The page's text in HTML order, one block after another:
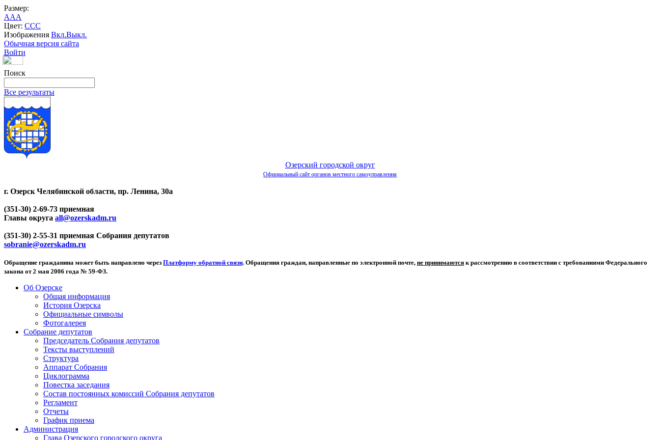
Размер:
AAA
Цвет: CCC
Изображения Вкл.Выкл.
Обычная версия сайта
Войти
Поиск
Все результаты
Озерский городской округ
Официальный сайт органов местного самоуправления
г. Озерск Челябинской области, пр. Ленина, 30а
(351-30) 2-69-73 приемная
Главы округа all@ozerskadm.ru
(351-30) 2-55-31 приемная Собрания депутатов
sobranie@ozerskadm.ru
Обращение гражданина может быть направлено через Платформу обратной связи. Обращения граждан, направленные по электронной почте, не принимаются к рассмотрению в соответствии с требованиями Федерального
закона от 2 мая 2006 года № 59-ФЗ.
Об Озерске
Общая информация
История Озерска
Официальные символы
Фотогалерея
Собрание депутатов
Председатель Собрания депутатов
Тексты выступлений
Структура
Аппарат Собрания
Циклограмма
Повестка заседания
Состав постоянных комиссий Собрания депутатов
Регламент
Отчеты
График приема
Администрация
Глава Озерского городского округа